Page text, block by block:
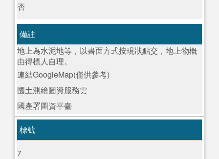
否
備註
地上為水泥地等，以書面方式按現狀點交，地上物概
由得標人自理。
連結GoogleMap(僅供參考)
國土測繪圖資服務雲
國產署圖資平臺
標號
7